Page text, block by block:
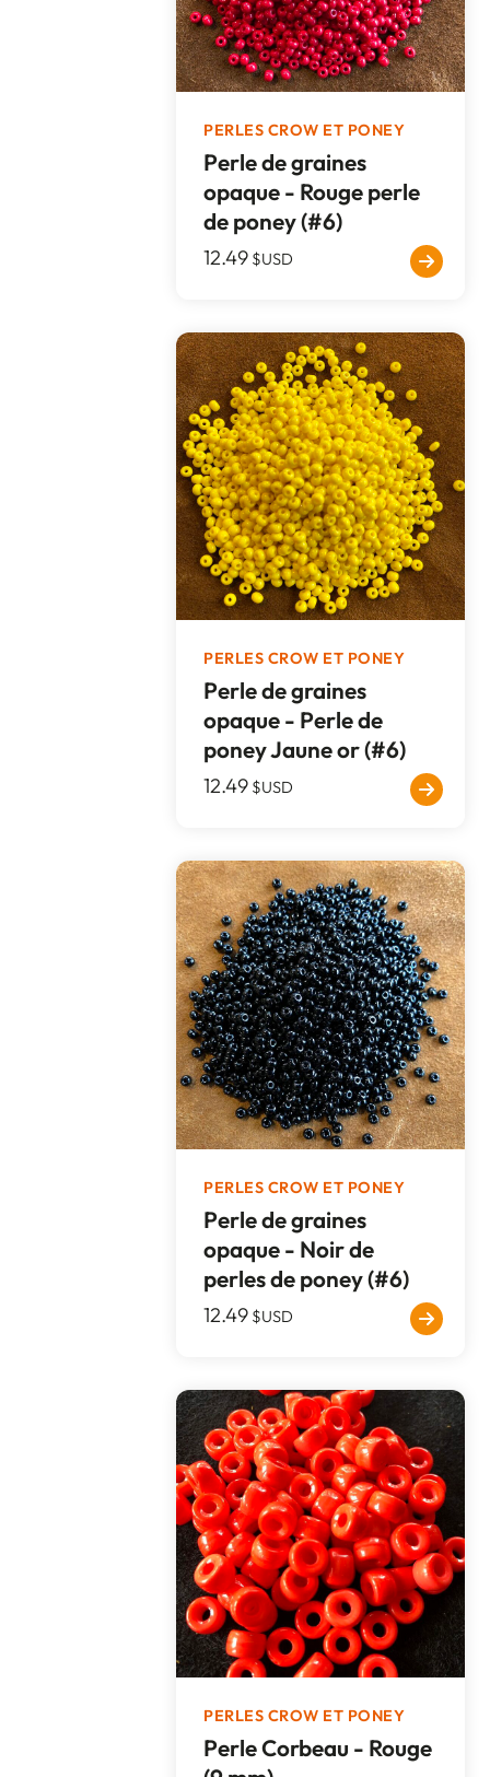
PERLES CROW ET PONEY
Perle de graines
opaque - Rouge perle
de poney (#6)
12.49 $USD
PERLES CROW ET PONEY
Perle de graines
opaque - Perle de
poney Jaune or (#6)
12.49 $USD
PERLES CROW ET PONEY
Perle de graines
opaque - Noir de
perles de poney (#6)
12.49 $USD
PERLES CROW ET PONEY
Perle Corbeau - Rouge